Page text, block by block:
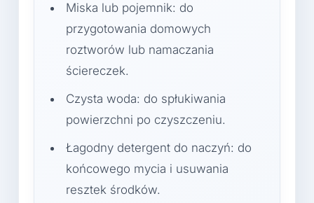
Miska lub pojemnik: do
przygotowania domowych
roztworów lub namaczania
ściereczek.
Czysta woda: do spłukiwania
powierzchni po czyszczeniu.
Łagodny detergent do naczyń: do
końcowego mycia i usuwania
resztek środków.